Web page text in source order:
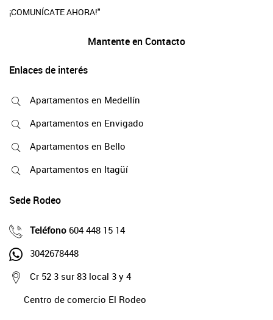
¡COMUNÍCATE AHORA!"
Mantente en Contacto
Enlaces de interés
Apartamentos en Medellín
Apartamentos en Envigado
Apartamentos en Bello
Apartamentos en Itagüí
Sede Rodeo
Teléfono 604 448 15 14
3042678448
Cr 52 3 sur 83 local 3 y 4
Centro de comercio El Rodeo